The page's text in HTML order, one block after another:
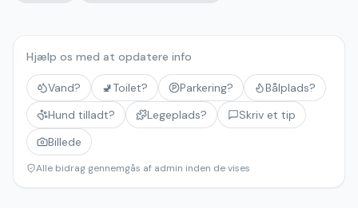
Hjælp os med at opdatere info
Vand? 🚽Toilet? Parkering?
Bålplads?
Hund tilladt?
Legeplads?
Skriv et tip
Billede
Alle bidrag gennemgås af admin inden de vises